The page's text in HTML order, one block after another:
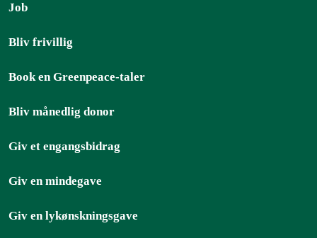
Job
Bliv frivillig
Book en Greenpeace-taler
Bliv månedlig donor
Giv et engangsbidrag
Giv en mindegave
Giv en lykønskningsgave